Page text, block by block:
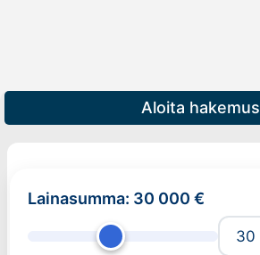
Aloita hakemus
Lainasumma: 30 000 €